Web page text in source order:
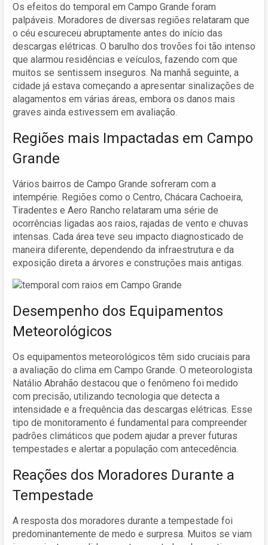
Os efeitos do temporal em Campo Grande foram
palpáveis. Moradores de diversas regiões relataram que
o céu escureceu abruptamente antes do início das
descargas elétricas. O barulho dos trovões foi tão intenso
que alarmou residências e veículos, fazendo com que
muitos se sentissem inseguros. Na manhã seguinte, a
cidade já estava começando a apresentar sinalizações de
alagamentos em várias áreas, embora os danos mais
graves ainda estivessem em avaliação.
Regiões mais Impactadas em Campo
Grande
Vários bairros de Campo Grande sofreram com a
intempérie. Regiões como o Centro, Chácara Cachoeira,
Tiradentes e Aero Rancho relataram uma série de
ocorrências ligadas aos raios, rajadas de vento e chuvas
intensas. Cada área teve seu impacto diagnosticado de
maneira diferente, dependendo da infraestrutura e da
exposição direta a árvores e construções mais antigas.
Desempenho dos Equipamentos
Meteorológicos
Os equipamentos meteorológicos têm sido cruciais para
a avaliação do clima em Campo Grande. O meteorologista
Natálio Abrahão destacou que o fenômeno foi medido
com precisão, utilizando tecnologia que detecta a
intensidade e a frequência das descargas elétricas. Esse
tipo de monitoramento é fundamental para compreender
padrões climáticos que podem ajudar a prever futuras
tempestades e alertar a população com antecedência.
Reações dos Moradores Durante a
Tempestade
A resposta dos moradores durante a tempestade foi
predominantemente de medo e surpresa. Muitos se viam